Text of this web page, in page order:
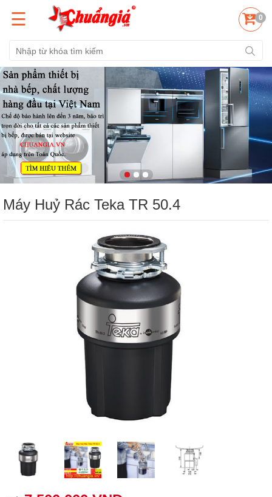
☰ 0
Máy Huỷ Rác Teka TR 50.4